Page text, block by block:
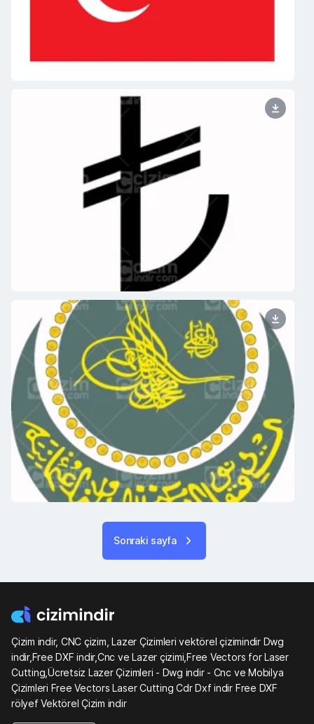
Sonraki sayfa
Çizim indir, CNC çizim, Lazer Çizimleri vektörel çizimindir Dwg
indir,Free DXF indir,Cnc ve Lazer çizimi,Free Vectors for Laser
Cutting,Ücretsiz Lazer Çizimleri - Dwg indir - Cnc ve Mobilya
Çizimleri Free Vectors Laser Cutting Cdr Dxf indir Free DXF
rölyef Vektörel Çizim indir